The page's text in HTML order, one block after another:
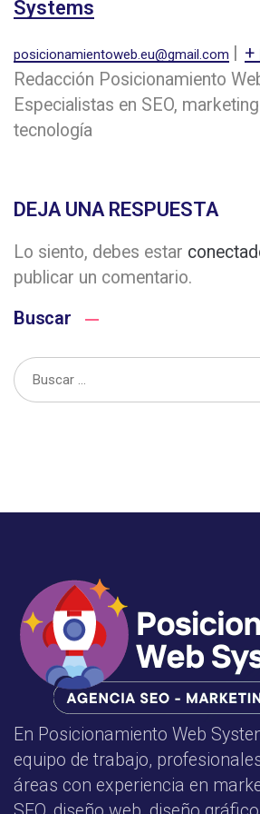
Systems
posicionamientoweb.eu@gmail.com
+
Redacción Posicionamiento
Especialistas en SEO,
tecnología
DEJA UNA RESPUESTA
Lo siento, debes estar
publicar un comentario.
Buscar
En Posicionamiento Web
equipo de trabajo,
áreas con experiencia en